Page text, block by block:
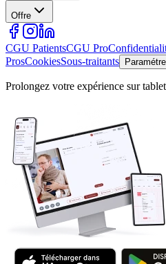
Offre
CGU PatientsCGU Pro
ProsCookiesSous-traitants
Prolongez votre expérience sur